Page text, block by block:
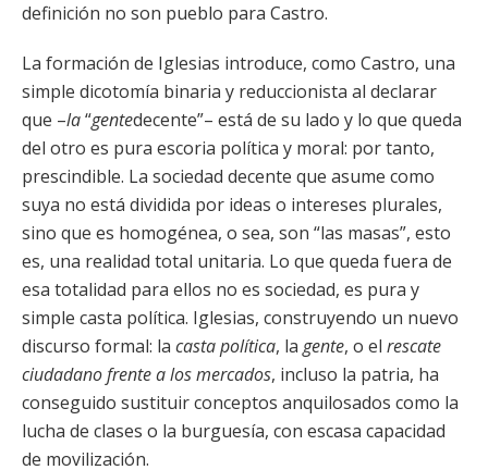
definición no son pueblo para Castro.
La formación de Iglesias introduce, como Castro, una
simple dicotomía binaria y reduccionista al declarar
que –la“gentedecente”– está de su lado y lo que queda
del otro es pura escoria política y moral: por tanto,
prescindible. La sociedad decente que asume como
suya no está dividida por ideas o intereses plurales,
sino que es homogénea, o sea, son “las masas”, esto
es, una realidad total unitaria. Lo que queda fuera de
esa totalidad para ellos no es sociedad, es pura y
simple casta política. Iglesias, construyendo un nuevo
discurso formal: la casta política, la gente, o el rescate
ciudadano frente a los mercados, incluso la patria, ha
conseguido sustituir conceptos anquilosados como la
lucha de clases o la burguesía, con escasa capacidad
de movilización.